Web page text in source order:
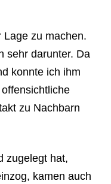
zu machen.
sehr darunter. Da
konnte ich ihm
zu Nachbarn
zugelegt hat,
kamen auch